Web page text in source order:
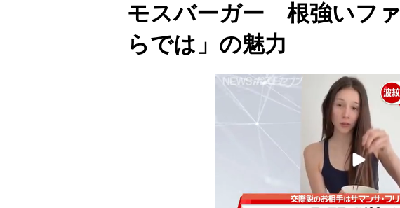
モスバーガー 根強いフ
らでは」の魅力